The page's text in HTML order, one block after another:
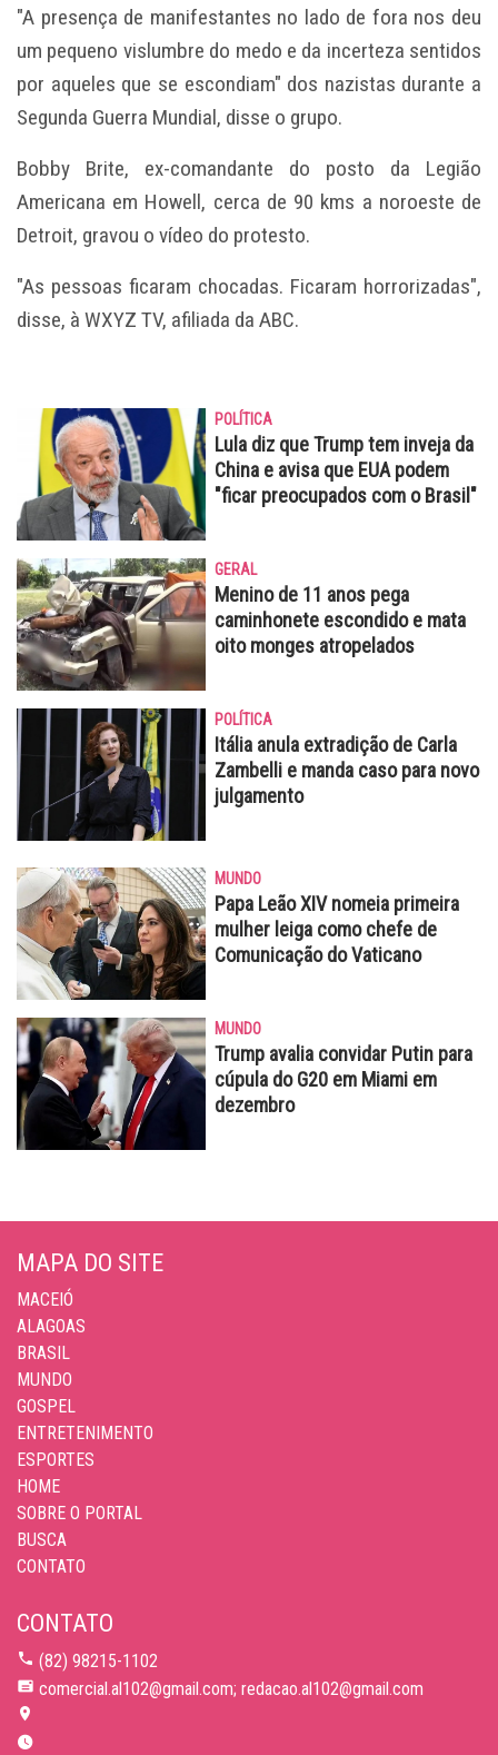
"A presença de manifestantes no lado de fora nos deu
um pequeno vislumbre do medo e da incerteza sentidos
por aqueles que se escondiam" dos nazistas durante a
Segunda Guerra Mundial, disse o grupo.
Bobby Brite, ex-comandante do posto da Legião
Americana em Howell, cerca de 90 kms a noroeste de
Detroit, gravou o vídeo do protesto.
"As pessoas ficaram chocadas. Ficaram horrorizadas",
disse, à WXYZ TV, afiliada da ABC.
POLÍTICA
Lula diz que Trump tem inveja da
China e avisa que EUA podem
"ficar preocupados com o Brasil"
GERAL
Menino de 11 anos pega
caminhonete escondido e mata
oito monges atropelados
POLÍTICA
Itália anula extradição de Carla
Zambelli e manda caso para novo
julgamento
MUNDO
Papa Leão XIV nomeia primeira
mulher leiga como chefe de
Comunicação do Vaticano
MUNDO
Trump avalia convidar Putin para
cúpula do G20 em Miami em
dezembro
MAPA DO SITE
MACEIÓ
ALAGOAS
BRASIL
MUNDO
GOSPEL
ENTRETENIMENTO
ESPORTES
HOME
SOBRE O PORTAL
BUSCA
CONTATO
CONTATO
(82) 98215-1102
comercial.al102@gmail.com; redacao.al102@gmail.com